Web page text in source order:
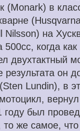
(Monark) в
Nilsson) на
когда
двухтактный
он
Lundin), в
году был
же самое,